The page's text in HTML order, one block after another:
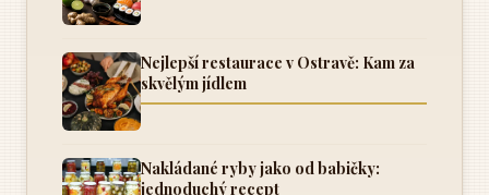
Nejlepší restaurace v Ostravě: Kam za
skvělým jídlem
Nakládané ryby jako od babičky:
jednoduchý recept